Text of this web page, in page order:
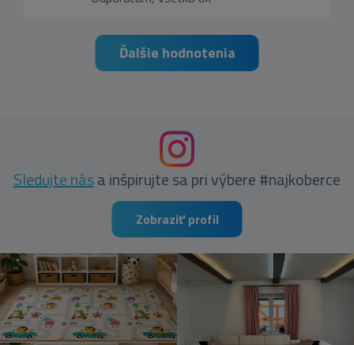
Ďalšie hodnotenia
Sledujte nása inšpirujte sa pri výbere #najkoberce
Zobraziť profil